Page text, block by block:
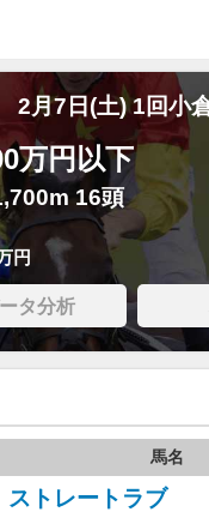
2月7日(土) 1回小
万円以下
16頭
円
タ分析
馬名
ストレートラブ